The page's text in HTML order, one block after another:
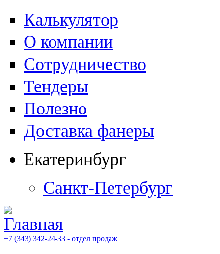
Калькулятор
О компании
Сотрудничество
Тендеры
Полезно
Доставка фанеры
Екатеринбург
Санкт-Петербург
+7 (343) 342-24-33 - отдел продаж